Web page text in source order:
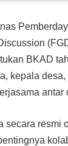
BKAD
kepala
secara resmi